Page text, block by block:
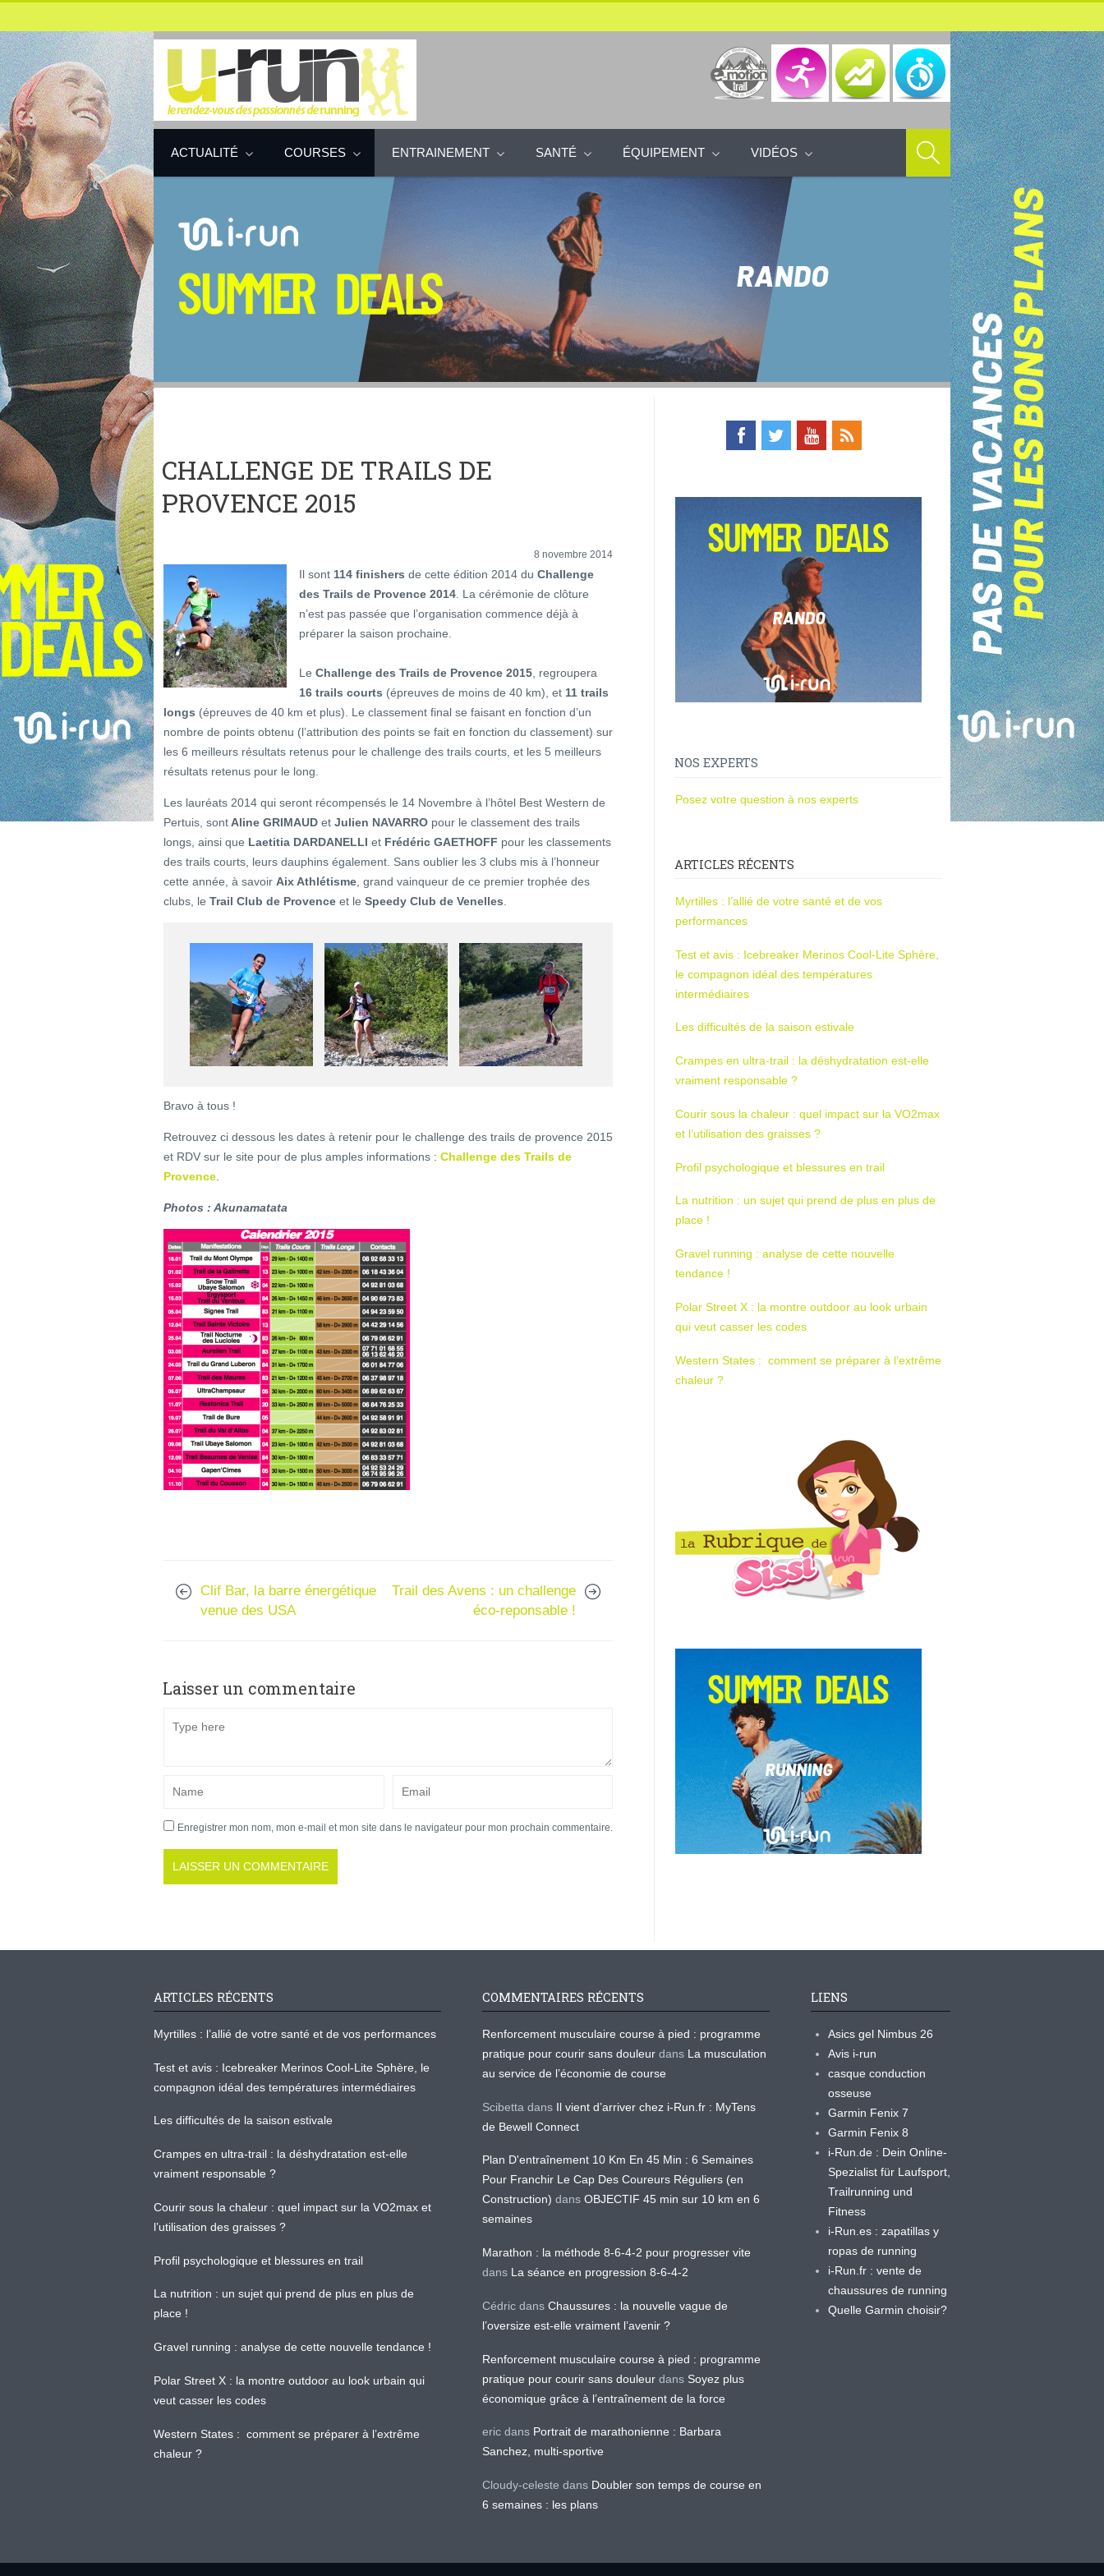
ACTUALITÉ COURSES ENTRAINEMENT SANTÉ ÉQUIPEMENT VIDÉOS
CHALLENGE DE TRAILS DE
PROVENCE 2015
8 novembre 2014
Il sont 114 finishers de cette édition 2014 du Challenge
des Trails de Provence 2014 . La cérémonie de clôture
n’est pas passée que l’organisation commence déjà à
préparer la saison prochaine.
Le Challenge des Trails de Provence 2015 , regroupera
16 trails courts (épreuves de moins de 40 km), et 11 trails
longs (épreuves de 40 km et plus). Le classement final se faisant en fonction d’un
nombre de points obtenu (l’attribution des points se fait en fonction du classement) sur
les 6 meilleurs résultats retenus pour le challenge des trails courts, et les 5 meilleurs
résultats retenus pour le long.
Les lauréats 2014 qui seront récompensés le 14 Novembre à l’hôtel Best Western de
Pertuis, sont Aline GRIMAUD et Julien NAVARRO pour le classement des trails
longs, ainsi que Laetitia DARDANELLI et Frédéric GAETHOFF pour les classements
des trails courts, leurs dauphins également. Sans oublier les 3 clubs mis à l’honneur
cette année, à savoir Aix Athlétisme , grand vainqueur de ce premier trophée des
clubs, le Trail Club de Provence et le Speedy Club de Venelles
Bravo à tous !
Retrouvez ci dessous les dates à retenir pour le challenge des trails de provence 2015
et RDV sur le site pour de plus amples informations : Challenge des Trails de
Provence.
Photos : Akunamatata
Clif Bar, la barre énergétique
venue des USA
Trail des Avens : un challenge
éco-reponsable !
Laisser un commentaire
Enregistrer mon nom, mon e-mail et mon site dans le navigateur pour mon prochain commentaire.
NOS EXPERTS
Posez votre question à nos experts
ARTICLES RÉCENTS
Myrtilles : l’allié de votre santé et de vos
performances
Test et avis : Icebreaker Merinos Cool-Lite Sphère,
le compagnon idéal des températures
intermédiaires
Les difficultés de la saison estivale
Crampes en ultra-trail : la déshydratation est-elle
vraiment responsable ?
Courir sous la chaleur : quel impact sur la VO2max
et l’utilisation des graisses ?
Profil psychologique et blessures en trail
La nutrition : un sujet qui prend de plus en plus de
place !
Gravel running : analyse de cette nouvelle
tendance !
Polar Street X : la montre outdoor au look urbain
qui veut casser les codes
Western States : comment se préparer à l’extrême
chaleur ?
ARTICLES RÉCENTS
Myrtilles : l’allié de votre santé et de vos performances
Test et avis : Icebreaker Merinos Cool-Lite Sphère, le
compagnon idéal des températures intermédiaires
Les difficultés de la saison estivale
Crampes en ultra-trail : la déshydratation est-elle
vraiment responsable ?
Courir sous la chaleur : quel impact sur la VO2max et
l’utilisation des graisses ?
Profil psychologique et blessures en trail
La nutrition : un sujet qui prend de plus en plus de
place !
Gravel running : analyse de cette nouvelle tendance !
Polar Street X : la montre outdoor au look urbain qui
veut casser les codes
Western States : comment se préparer à l’extrême
chaleur ?
COMMENTAIRES RÉCENTS
Renforcement musculaire course à pied : programme
pratique pour courir sans douleur dans La musculation
au service de l’économie de course
Scibetta dans Il vient d’arriver chez i-Run.fr : MyTens
de Bewell Connect
Plan D'entraînement 10 Km En 45 Min : 6 Semaines
Pour Franchir Le Cap Des Coureurs Réguliers (en
Construction) dans OBJECTIF 45 min sur 10 km en 6
semaines
Marathon : la méthode 8-6-4-2 pour progresser vite
dans La séance en progression 8-6-4-2
Cédric dans Chaussures : la nouvelle vague de
l’oversize est-elle vraiment l’avenir ?
Renforcement musculaire course à pied : programme
pratique pour courir sans douleur dans Soyez plus
économique grâce à l’entraînement de la force
eric dans Portrait de marathonienne : Barbara
Sanchez, multi-sportive
Cloudy-celeste dans Doubler son temps de course en
6 semaines : les plans
LIENS
Asics gel Nimbus 26
Avis i-run
casque conduction
osseuse
Garmin Fenix 7
Garmin Fenix 8
i-Run.de : Dein Online-
Spezialist für Laufsport,
Trailrunning und
Fitness
i-Run.es : zapatillas y
ropas de running
i-Run.fr : vente de
chaussures de running
Quelle Garmin choisir?